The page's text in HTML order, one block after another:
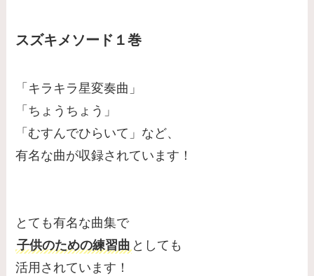
スズキメソード１巻
「キラキラ星変奏曲」
「ちょうちょう」
「むすんでひらいて」など、
有名な曲が収録されています！
とても有名な曲集で
子供のための練習曲 としても
活用されています！